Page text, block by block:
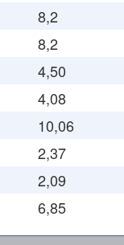
8,2
8,2
4,50
4,08
10,06
2,37
2,09
6,85